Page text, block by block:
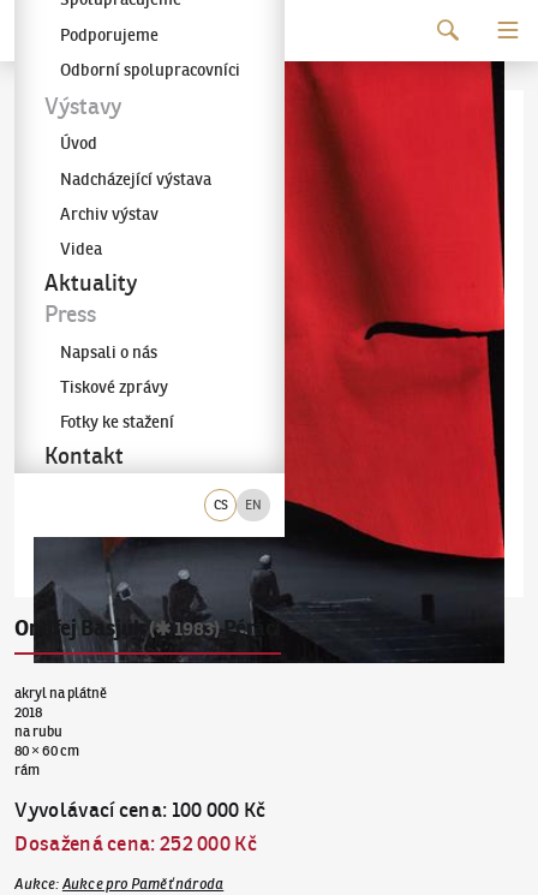
Galerie KODL
CS EN
Podporujeme
Odborní spolupracovníci
Výstavy
Úvod
Nadcházející výstava
Archiv výstav
Videa
Aktuality
Press
Napsali o nás
Tiskové zprávy
Fotky ke stažení
Kontakt
Ondřej Basjuk (✱ 1983)Péráci
akryl na plátně
2018
na rubu
80 × 60 cm
rám
Vyvolávací cena: 100 000 Kč
Dosažená cena:252 000 Kč
Aukce: Aukce pro Paměť národa